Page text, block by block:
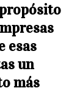
esas
un
más